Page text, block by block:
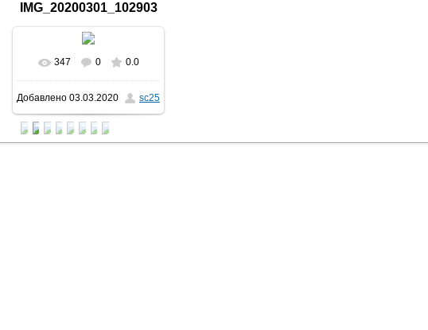
IMG_20200301_102903
В реальном размере
768x1024/ 286.0Kb
347 0 0.0
Добавлено 03.03.2020 sc25